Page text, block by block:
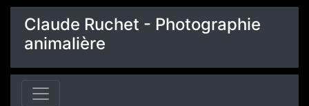
Claude Ruchet - Photographie
animalière